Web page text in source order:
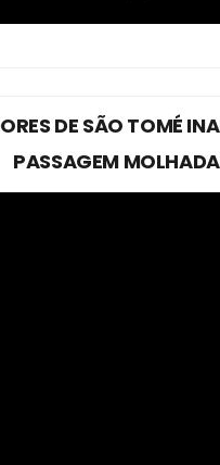
DE SÃO TOMÉ
PASSAGEM MOLHADA